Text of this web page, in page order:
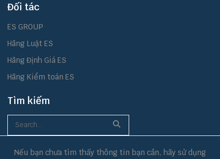
Đối tác
ES GROUP
Hãng Luật ES
Hãng Định Giá ES
Hãng Kiểm toán ES
Tìm kiếm
Nếu bạn chưa tìm thấy thông tin bạn cần, hãy sử dụng